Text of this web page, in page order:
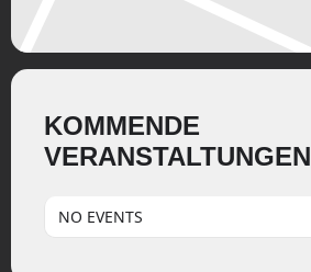
KOMMENDE
VERANSTALTUNGEN
NO EVENTS